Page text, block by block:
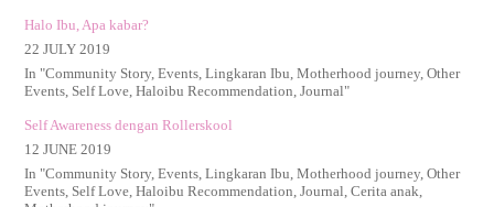
Halo Ibu, Apa kabar?
22 JULY 2019
In "Community Story,Events ,Lingkaran Ibu ,Motherhood journey,Other
Events Self Love ,Haloibu Recommendation ,Journal"
Self Awareness dengan Rollerskool
12 JUNE 2019
In "Community Story,Events ,Lingkaran Ibu ,Motherhood journey,Other
Events Self Love ,Haloibu Recommendation ,Journal ,Cerita anak